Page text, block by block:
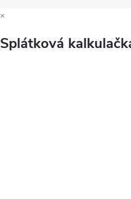
×
Splátková